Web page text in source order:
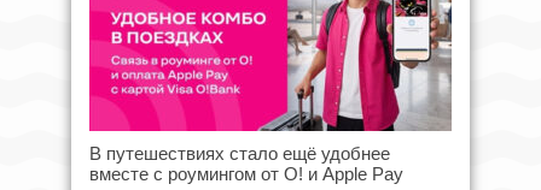
В путешествиях стало ещё удобнее
вместе с роумингом от О! и Apple Pay